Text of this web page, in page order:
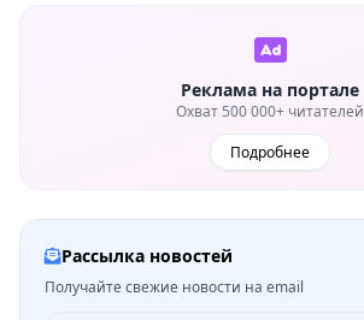
Реклама на портале
Охват 500 000+ читателей
Подробнее
Рассылка новостей
Получайте свежие новости на email